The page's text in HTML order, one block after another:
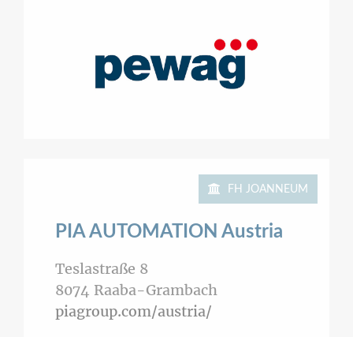
FH JOANNEUM
PIA AUTOMATION Austria
Teslastraße 8
8074 Raaba-Grambach
piagroup.com/austria/